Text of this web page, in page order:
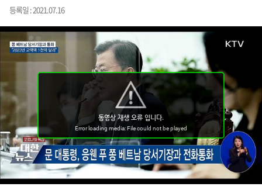
등록일 : 2021.07.16